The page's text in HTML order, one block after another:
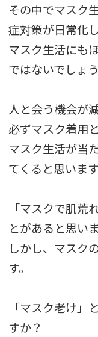
その中でマスク
症対策が日常化
マスク生活にも
ではないでしょ
人と会う機会が
必ずマスク着用
マスク生活が当
てくると思います
「マスクで肌荒
とがあると思いま
しかし、マスク
す。
「マスク老け」
すか？